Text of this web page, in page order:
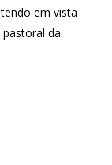
em vista
da